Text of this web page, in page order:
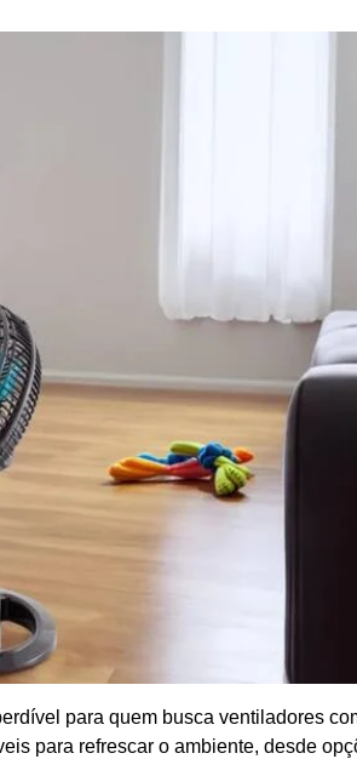
para quem busca ventiladores
para refrescar o ambiente, desde